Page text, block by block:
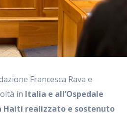
Francesca Rava e
in Italia e all’Ospedale
Haiti realizzato e sostenuto